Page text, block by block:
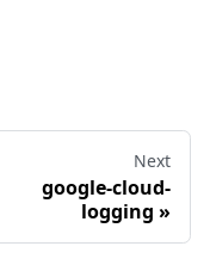
Next
google-cloud-
logging »